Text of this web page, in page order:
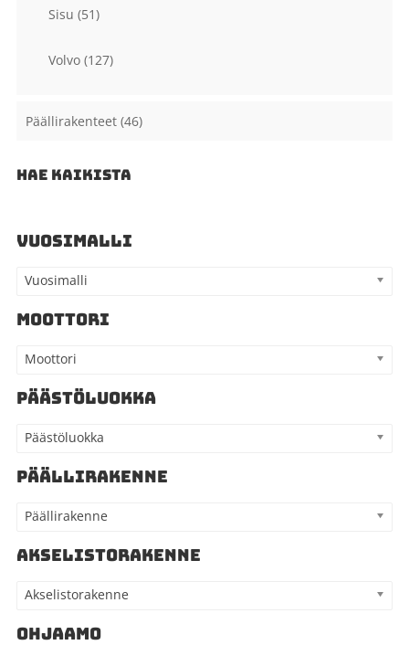
Sisu (51)
Volvo (127)
Päällirakenteet (46)
HAE KAIKISTA
VUOSIMALLI
Vuosimalli
MOOTTORI
Moottori
PÄÄSTÖLUOKKA
Päästöluokka
PÄÄLLIRAKENNE
Päällirakenne
AKSELISTORAKENNE
Akselistorakenne
OHJAAMO